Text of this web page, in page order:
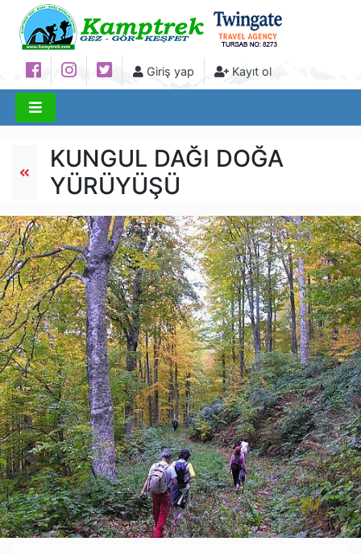
Giriş yap Kayıt ol
KUNGUL DAĞI DOĞA
YÜRÜYÜŞÜ